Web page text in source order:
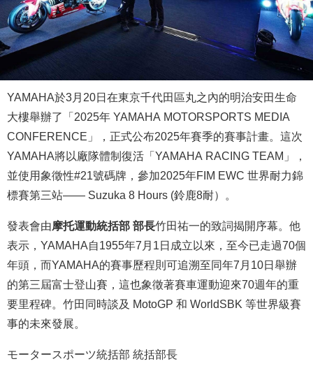
YAMAHA於3月20日在東京千代田區丸之內的明治安田生命
大樓舉辦了「2025年 YAMAHA MOTORSPORTS MEDIA
CONFERENCE」，正式公布2025年賽季的賽事計畫。這次
YAMAHA將以廠隊體制復活「YAMAHA RACING TEAM」，
並使用象徵性#21號碼牌，參加2025年FIM EWC 世界耐力錦
標賽第三站—— Suzuka 8 Hours (鈴鹿8耐） 。
發表會由摩托運動統括部 部長竹田祐一的致詞揭開序幕。 他
表示， YAMAHA自1955年7月1日成立以來，至今已走過70個
年頭，而YAMAHA的賽事歷程則可追溯至同年7月10日舉辦
的第三屆富士登山賽，這也象徵著賽車運動迎來70週年的重
要里程碑。竹田 同時談及 MotoGP 和 WorldSBK 等世界級賽
事的未來發展。
モータースポーツ統括部 統括部長